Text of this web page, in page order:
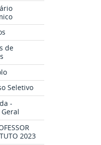
de
Seletivo
-
2023